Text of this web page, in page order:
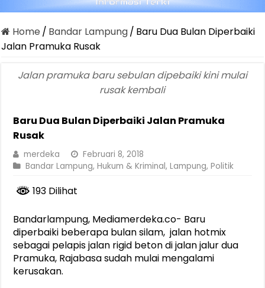
Home / Bandar Lampung/ Baru Dua Bulan Diperbaiki
Jalan Pramuka Rusak
Jalan pramuka baru sebulan dipebaiki kini mulai
rusak kembali
Baru Dua Bulan Diperbaiki Jalan Pramuka
Rusak
merdeka
Februari 8, 2018
Bandar Lampung,Hukum & Kriminal,Lampung,Politik
193 Dilihat
Bandarlampung, Mediamerdeka.co- Baru
diperbaiki beberapa bulan silam, jalan hotmix
sebagai pelapis jalan rigid beton di jalan jalur dua
Pramuka, Rajabasa sudah mulai mengalami
kerusakan.